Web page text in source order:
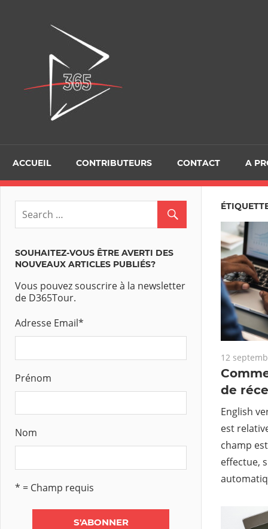
ACCUEIL CONTRIBUTEURS CONTACT A
12
de
English
est
champ
effectue,
SOUHAITEZ-VOUS ÊTRE AVERTI DES
NOUVEAUX ARTICLES PUBLIÉS?
Vous pouvez souscrire à la newsletter
de D365Tour.
Adresse Email*
Prénom
Nom
* = Champ requis